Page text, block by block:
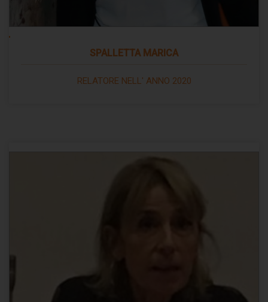
SPALLETTA MARICA
RELATORE NELL' ANNO 2020